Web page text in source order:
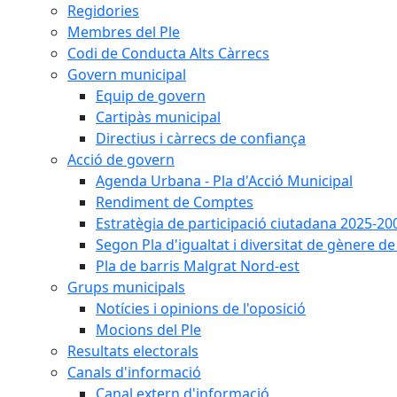
Regidories
Membres del Ple
Codi de Conducta Alts Càrrecs
Govern municipal
Equip de govern
Cartipàs municipal
Directius i càrrecs de confiança
Acció de govern
Agenda Urbana - Pla d'Acció Municipal
Rendiment de Comptes
Estratègia de participació ciutadana 2025-
Segon Pla d'igualtat i diversitat de gènere
Pla de barris Malgrat Nord-est
Grups municipals
Notícies i opinions de l'oposició
Mocions del Ple
Resultats electorals
Canals d'informació